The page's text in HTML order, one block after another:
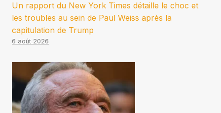
Un rapport du New York Times détaille le choc et
les troubles au sein de Paul Weiss après la
capitulation de Trump
6 août 2026